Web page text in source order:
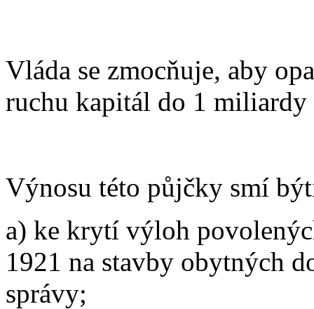
Vláda se zmocňuje, aby
ruchu kapitál do 1
Výnosu této půjčky smí
a) ke krytí výloh
1921 na stavby obytných
správy;